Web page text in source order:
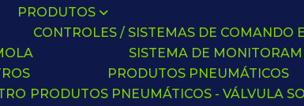
PRODUTOS
CONTROLES / SISTEMAS DE
SISTEMA DE
PRODUTOS PNEUMÁTICOS
PRODUTOS PNEUMÁTICOS - VÁLVULA